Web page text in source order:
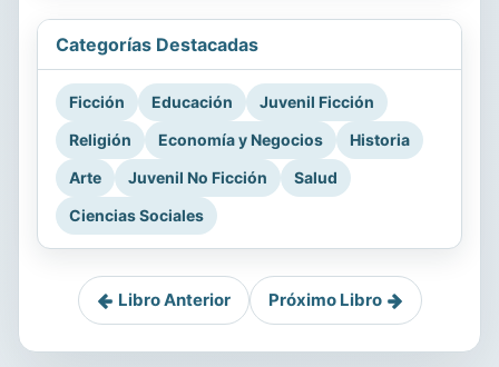
Categorías Destacadas
Ficción Educación
Juvenil Ficción
Religión
Economía y Negocios
Historia
Arte
Juvenil No Ficción
Salud
Ciencias Sociales
Libro Anterior Próximo Libro